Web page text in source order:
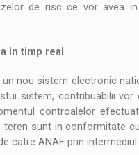
de risc ce vor avea
in timp real
nou sistem electronic
sistem, contribuabilii
controalelor
sunt in conformitate
catre ANAF prin